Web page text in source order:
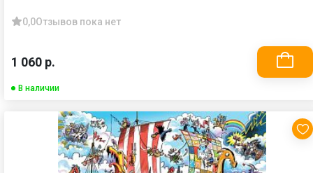
0,0Отзывов пока нет
1 060 р.
В наличии